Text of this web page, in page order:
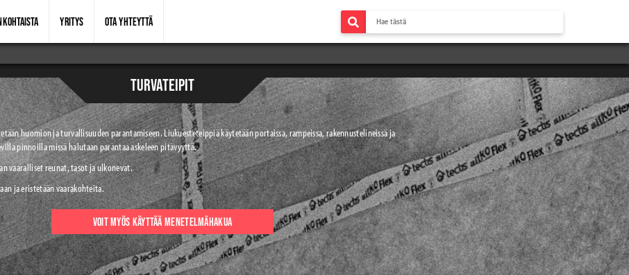
YRITYS OTA YHTEYTTÄ
TURVATEIPIT
huomion ja turvallisuuden parantamiseen. Liukuesteteippiä käytetään portaissa, rampeissa, rakennustelineissä ja
pinnoilla missä halutaan parantaa askeleen pitävyyttä.
vaaralliset reunat, tasot ja ulkonevat.
ja eristetään vaarakohteita.
VOIT MYÖS KÄYTTÄÄ MENETELMÄHAKUA